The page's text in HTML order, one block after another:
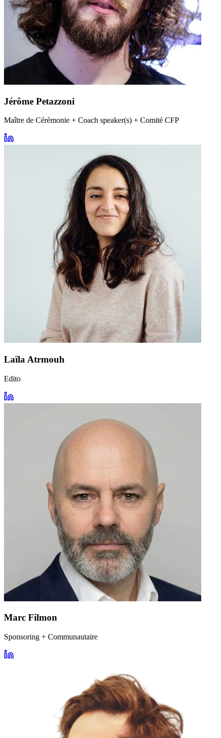
Jérôme Petazzoni
Maître de Cérémonie + Coach speaker(s) + Comité CFP
Laïla Atrmouh
Edito
Marc Filmon
Sponsoring + Communautaire